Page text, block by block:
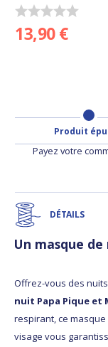
13,90 €
Produit
Payez votre
DÉTAILS
Un masque
Offrez-vous des
nuit Papa Pique et
respirant, ce
visage vous